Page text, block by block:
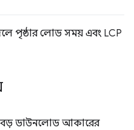
পৃষ্ঠার লোড সময় এবং LCP
বড় ডাউনলোড আকারের